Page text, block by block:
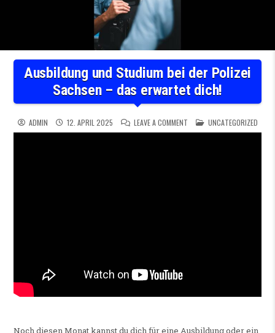
Ausbildung und Studium bei der Polizei
Sachsen – das erwartet dich!
ADMIN 12. APRIL 2025 LEAVE A COMMENTON AUSBILDUNG UND
POSTED IN
UNCATEGORIZED
Noch diesen Monat kannst du dich für eine Ausbildung oder ein